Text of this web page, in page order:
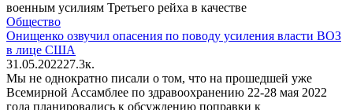
военным усилиям Третьего рейха в качестве
Общество
Онищенко озвучил опасения по поводу усиления власти ВОЗ
в лице США
31.05.202227.3к.
Мы не однократно писали о том, что на прошедшей уже
Всемирной Ассамблее по здравоохранению 22-28 мая 2022
года планировались к обсуждению поправки к